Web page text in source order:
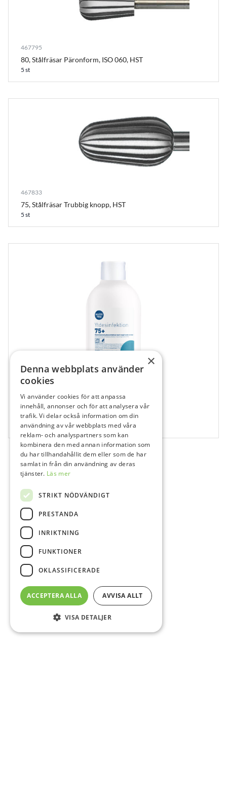
467795
80, Stålfräsar Päronform, ISO 060, HST
5 st
467833
75, Stålfräsar Trubbig knopp, HST
5 st
735547
Kiilto Pro Ytdesinfektion 75+ 300 ml
24x300 ml
×
Denna webbplats använder
cookies
Vi använder cookies för att anpassa
innehåll, annonser och för att analysera vår
trafik. Vi delar också information om din
användning av vår webbplats med våra
reklam- och analyspartners som kan
kombinera den med annan information som
du har tillhandahållit dem eller som de har
samlat in från din användning av deras
tjänster. Läs mer
STRIKT NÖDVÄNDIGT
PRESTANDA
INRIKTNING
FUNKTIONER
OKLASSIFICERADE
ACCEPTERA ALLA AVVISA ALLT
VISA DETALJER